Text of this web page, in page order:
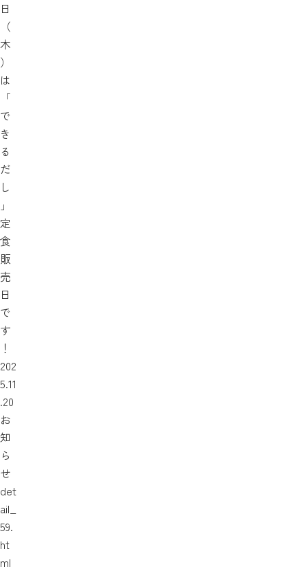
日
（
木
）
は
「
で
き
る
だ
し
」
定
食
販
売
日
で
す
！
202
5.11
.20
お
知
ら
せ
det
ail_
59.
ht
ml